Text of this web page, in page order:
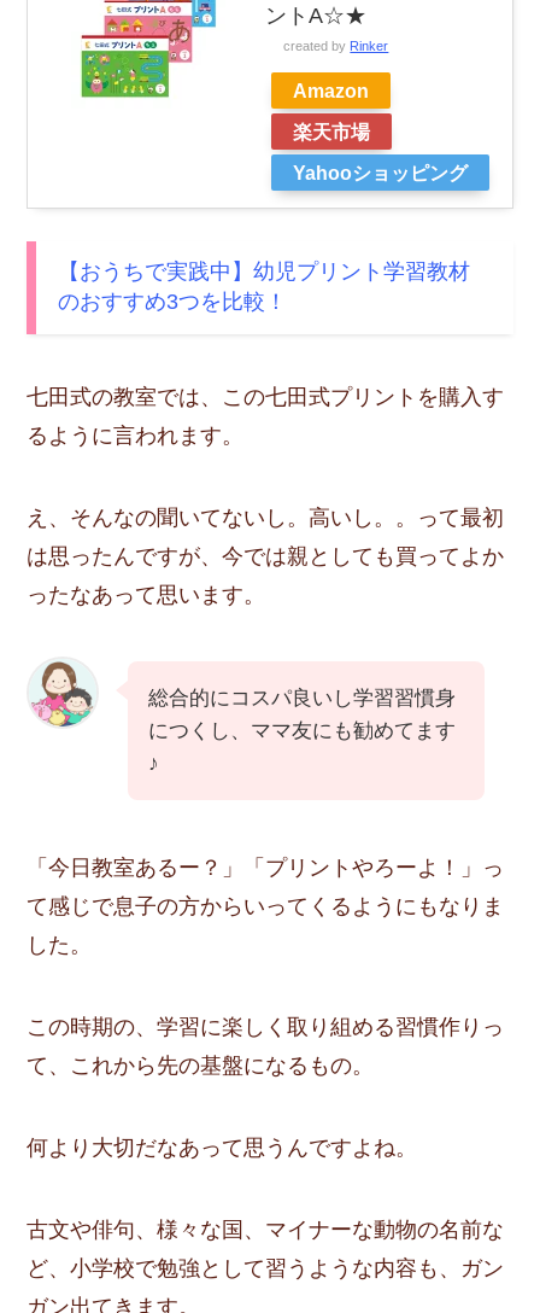
ントA☆★
created by Rinker
Amazon
楽天市場
Yahooショッピング
【おうちで実践中】幼児プリント学習教材
のおすすめ3つを比較！
七田式の教室では、この七田式プリントを購入す
るように言われます。
え、そんなの聞いてないし。高いし。。って最初
は思ったんですが、今では親としても買ってよか
ったなあって思います。
総合的にコスパ良いし学習習慣身
につくし、ママ友にも勧めてます
♪
「今日教室あるー？」「プリントやろーよ！」っ
て感じで息子の方からいってくるようにもなりま
した。
この時期の、学習に楽しく取り組める習慣作り っ
て、これから先の基盤になるもの。
何より大切だなあって思うんですよね。
古文や俳句、様々な国、マイナーな動物の名前な
ど、小学校で勉強として習うような内容も、ガン
ガン出てきます。